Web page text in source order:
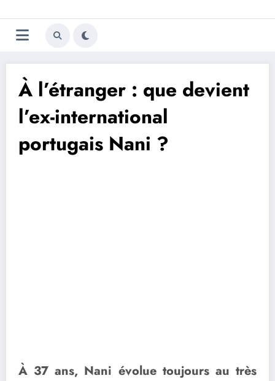
au
contenu
Trivela
L'actualité du football
À l’étranger : que devient
l’ex-international
portugais Nani ?
À 37 ans, Nani évolue toujours au très